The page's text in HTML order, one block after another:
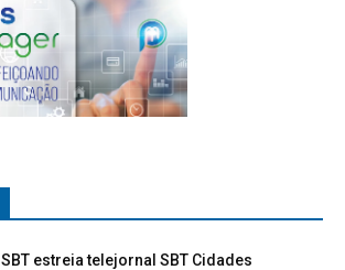
SBT estreia telejornal SBT Cidades